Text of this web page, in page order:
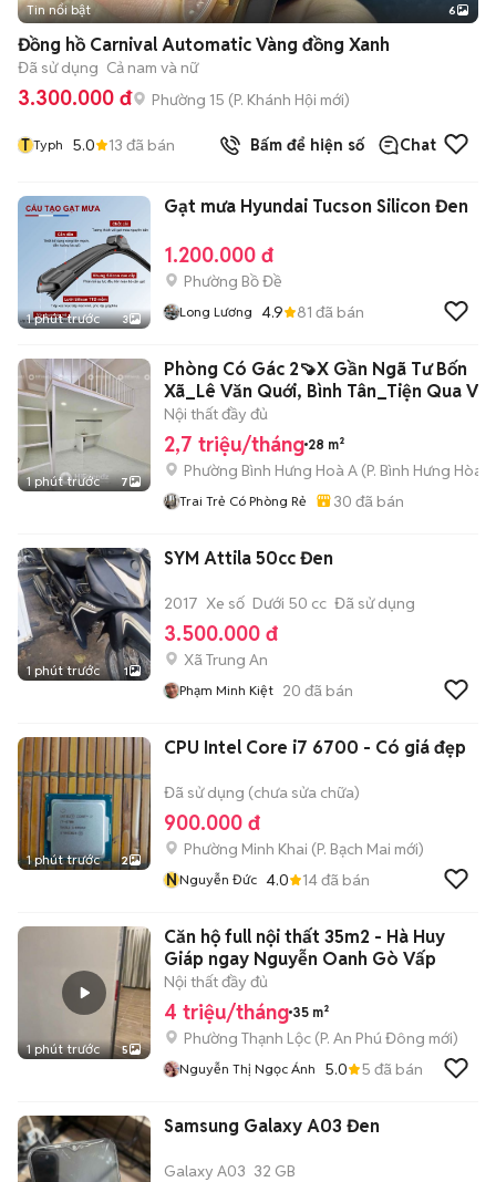
+2
Tin nổi bật 6
Đồng hồ Carnival Automatic Vàng đồng Xanh
Đã sử dụng Cả nam và nữ
3.300.000 đ Phường 15 (P. Khánh Hội mới)
T Typh 5.0 13 đã bán Bấm để hiện số Chat
1 phút trước 3
Gạt mưa Hyundai Tucson Silicon Đen
1.200.000 đ
Phường Bồ Đề
Long Lương 4.9 81 đã bán
1 phút trước 7
Phòng Có Gác 2🍠X Gần Ngã Tư Bốn
Xã_Lê Văn Quới, Bình Tân_Tiện Qua
Nội thất đầy đủ
2,7 triệu/tháng 28 m²
Phường Bình Hưng Hoà A (P. Bình Hưng Hòa
Trai Trẻ Có Phòng Rẻ 30 đã bán
1 phút trước 1
SYM Attila 50cc Đen
2017 Xe số Dưới 50 cc Đã sử dụng
3.500.000 đ
Xã Trung An
Phạm Minh Kiệt 20 đã bán
1 phút trước 2
CPU Intel Core i7 6700 - Có giá đẹp
Đã sử dụng (chưa sửa chữa)
900.000 đ
Phường Minh Khai (P. Bạch Mai mới)
NNguyễn Đức 4.0 14đã bán
1 phút trước 5
Căn hộ full nội thất 35m2 - Hà Huy
Giáp ngay Nguyễn Oanh Gò Vấp
Nội thất đầy đủ
4 triệu/tháng 35 m²
Phường Thạnh Lộc (P. An Phú Đông mới)
Nguyễn Thị Ngọc Ánh 5.0 5 đã bán
Samsung Galaxy A03 Đen
Galaxy A03 32 GB